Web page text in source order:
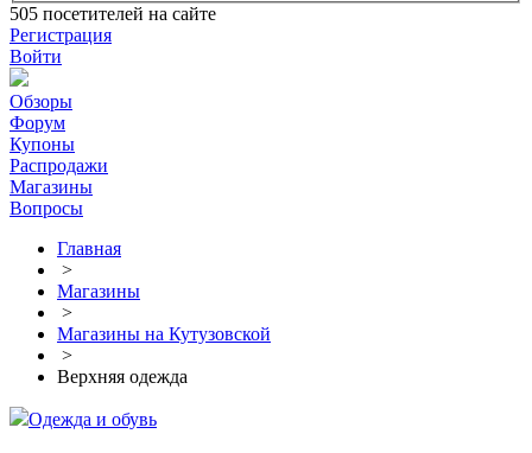
505 посетителей на сайте
Регистрация
Войти
Обзоры
Форум
Купоны
Распродажи
Магазины
Вопросы
Главная
>
Магазины
>
Магазины на Кутузовской
>
Верхняя одежда
Одежда и обувь